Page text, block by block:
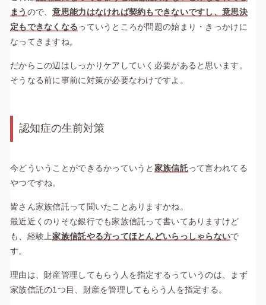
まう ので、意思能力はなければ契約もできないですし、意思決
定もできなくなるっていうところが問題の始まり・きっかけに
なってきますね。
だからこの辺はしっかりケアしていく必要があると思います。
そうなる前に事前に対策が必要なわけですよ。
認知症の生前対策
今どういうことができるかっていうと 家族信託って言われてる
やつですね。
皆さん家族信託って聞いたことありますかね。
最近近くのりそな銀行でも家族信託って書いてありますけど
も、経験上家族信託やる方ってほとんどいらっしゃらないで
す。
理由は、財産管理してもらう人を指定するっていうのは、まず
家族信託の1つ目、財産を管理してもらう人を指定する。